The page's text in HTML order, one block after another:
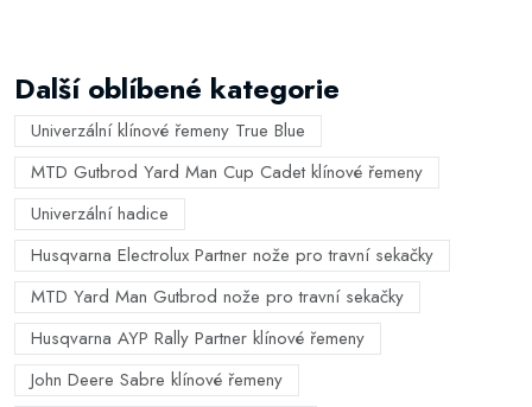
Další oblíbené kategorie
Univerzální klínové řemeny True Blue
MTD Gutbrod Yard Man Cup Cadet klínové řemeny
Univerzální hadice
Husqvarna Electrolux Partner nože pro travní sekačky
MTD Yard Man Gutbrod nože pro travní sekačky
Husqvarna AYP Rally Partner klínové řemeny
John Deere Sabre klínové řemeny